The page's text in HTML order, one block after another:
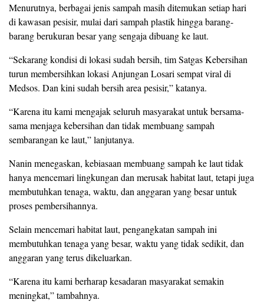
Menurutnya, berbagai jenis sampah masih ditemukan setiap hari
di kawasan pesisir, mulai dari sampah plastik hingga barang-
barang berukuran besar yang sengaja dibuang ke laut.
“Sekarang kondisi di lokasi sudah bersih, tim Satgas Kebersihan
turun membersihkan lokasi Anjungan Losari sempat viral di
Medsos. Dan kini sudah bersih area pesisir,” katanya.
“Karena itu kami mengajak seluruh masyarakat untuk bersama-
sama menjaga kebersihan dan tidak membuang sampah
sembarangan ke laut,” lanjutanya.
Nanin menegaskan, kebiasaan membuang sampah ke laut tidak
hanya mencemari lingkungan dan merusak habitat laut, tetapi juga
membutuhkan tenaga, waktu, dan anggaran yang besar untuk
proses pembersihannya.
Selain mencemari habitat laut, pengangkatan sampah ini
membutuhkan tenaga yang besar, waktu yang tidak sedikit, dan
anggaran yang terus dikeluarkan.
“Karena itu kami berharap kesadaran masyarakat semakin
meningkat,” tambahnya.